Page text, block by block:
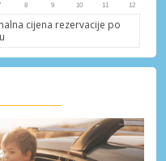
cijena rezervacije po
naših